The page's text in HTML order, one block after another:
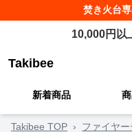
焚き火台
10,000円以
Takibee
新着商品
Takibee TOP › ファイヤ